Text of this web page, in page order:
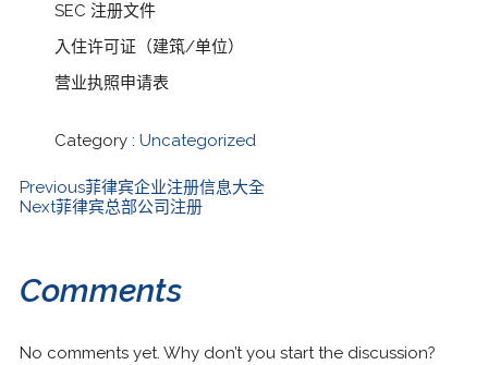
SEC 注册文件
入住许可证（建筑/单位）
营业执照申请表
Category : Uncategorized
Previous菲律宾企业注册信息大全
Next菲律宾总部公司注册
Comments
No comments yet. Why don’t you start the discussion?